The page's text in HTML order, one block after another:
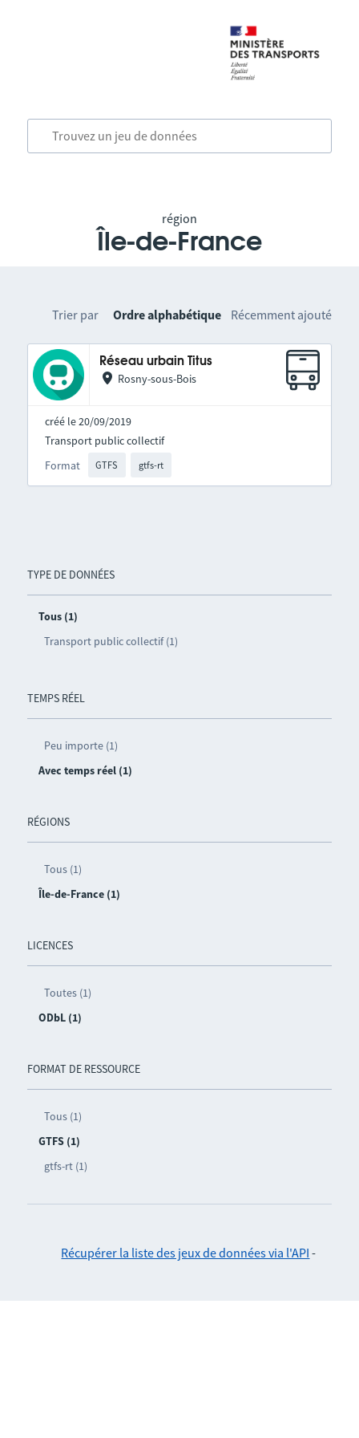
région
Île-de-France
TYPE DE DONNÉES
Tous (1)
Transport public collectif (1)
TEMPS RÉEL
Peu importe (1)
Avec temps réel (1)
RÉGIONS
Tous (1)
Île-de-France (1)
LICENCES
Toutes (1)
ODbL (1)
FORMAT DE RESSOURCE
Tous (1)
GTFS (1)
gtfs-rt (1)
Trier par Ordre alphabétique Récemment ajouté
Réseau urbain Titus
Rosny-sous-Bois
créé le 20/09/2019
Format GTFS gtfs-rt
Transport public collectif
Récupérer la liste des jeux de données via l'API -